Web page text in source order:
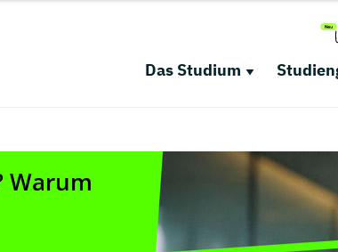
Das Studium